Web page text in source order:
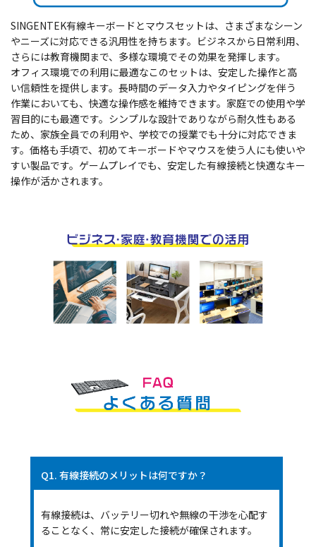
SINGENTEK有線キーボードとマウスセットは、さまざまなシーン
やニーズに対応できる汎用性を持ちます。ビジネスから日常利用、
さらには教育機関まで、多様な環境でその効果を発揮します。
オフィス環境での利用に最適なこのセットは、安定した操作と高
い信頼性を提供します。長時間のデータ入力やタイピングを伴う
作業においても、快適な操作感を維持できます。家庭での使用や学
習目的にも最適です。シンプルな設計でありながら耐久性もある
ため、家族全員での利用や、学校での授業でも十分に対応できま
す。価格も手頃で、初めてキーボードやマウスを使う人にも使いや
すい製品です。ゲームプレイでも、安定した有線接続と快適なキー
操作が活かされます。
Q1. 有線接続のメリットは何ですか？
有線接続は、バッテリー切れや無線の干渉を心配す
ることなく、常に安定した接続が確保されます。